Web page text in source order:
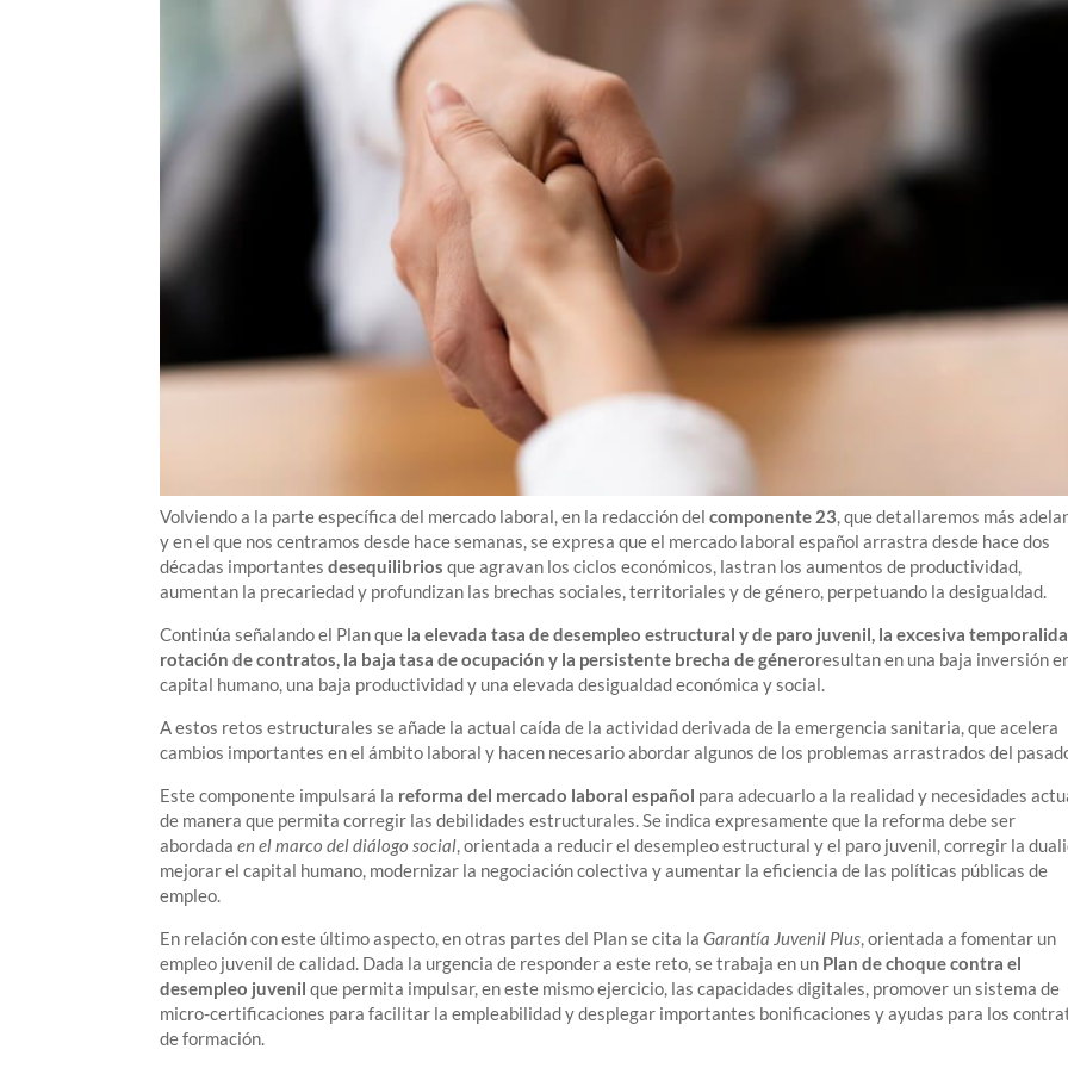
Volviendo a la parte específica del mercado laboral, en la redacción delcomponente 23, que detallaremos más
y en el que nos centramos desde hace semanas, se expresa que el mercado laboral español arrastra desde hace dos
décadas importantesdesequilibrios que agravan los ciclos económicos, lastran los aumentos de productividad,
aumentan la precariedad y profundizan las brechas sociales, territoriales y de género, perpetuando la desigualdad.
Continúa señalando el Plan que la elevada tasa de desempleo estructural y de paro juvenil, la excesiva
rotación de contratos, la baja tasa de ocupación y la persistente brecha de géneroresultan en una baja inversión
capital humano, una baja productividad y una elevada desigualdad económica y social.
A estos retos estructurales se añade la actual caída de la actividad derivada de la emergencia sanitaria, que acelera
cambios importantes en el ámbito laboral y hacen necesario abordar algunos de los problemas arrastrados del
Este componente impulsará la reforma del mercado laboral español para adecuarlo a la realidad y necesidades
de manera que permita corregir las debilidades estructurales. Se indica expresamente que la reforma debe ser
abordadaen el marco del diálogo social, orientada a reducir el desempleo estructural y el paro juvenil, corregir la
mejorar el capital humano, modernizar la negociación colectiva y aumentar la eficiencia de las políticas públicas de
empleo.
En relación con este último aspecto, en otras partes del Plan se cita laGarantía Juvenil Plus, orientada a fomentar un
empleo juvenil de calidad. Dada la urgencia de responder a este reto, se trabaja en un Plan de choque contra el
desempleo juvenil que permita impulsar, en este mismo ejercicio, las capacidades digitales, promover un sistema de
micro-certificaciones para facilitar la empleabilidad y desplegar importantes bonificaciones y ayudas para los
de formación.